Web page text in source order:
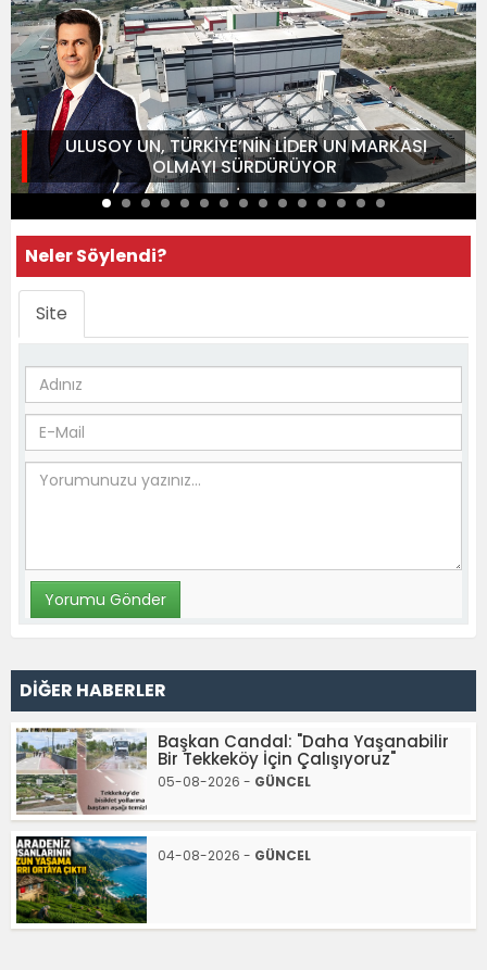
ULUSOY UN, TÜRKİYE’NİN LİDER UN MARKASI
OLMAYI SÜRDÜRÜYOR
Neler Söylendi?
Site
DİĞER HABERLER
Başkan Candal: "Daha Yaşanabilir
Bir Tekkeköy İçin Çalışıyoruz"
05-08-2026 - GÜNCEL
04-08-2026 - GÜNCEL